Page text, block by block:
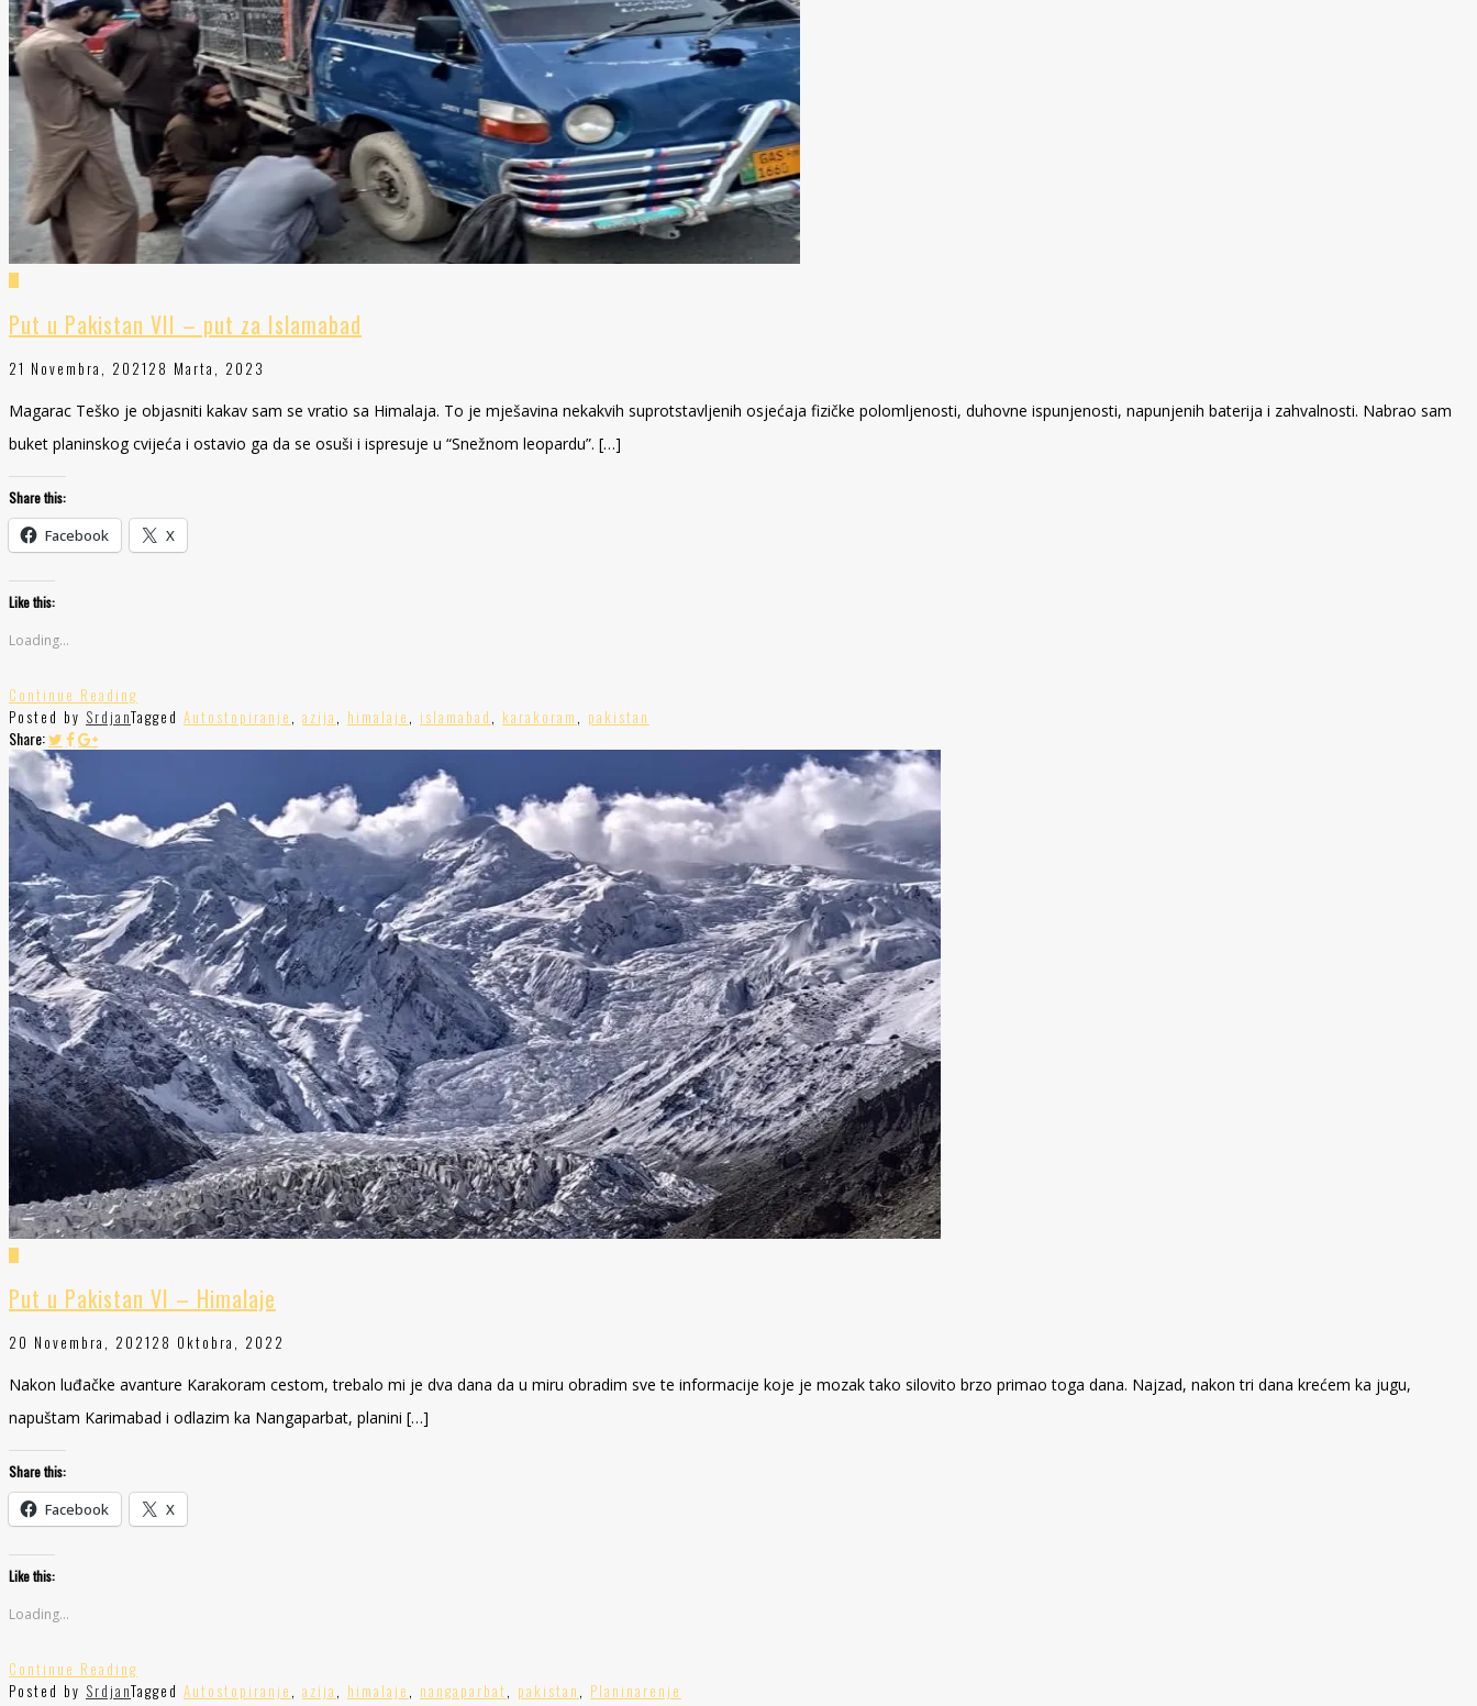
Put u Pakistan VII – put za Islamabad
21 Novembra, 2021 28 Marta, 2023
Magarac Teško je objasniti kakav sam se vratio sa Himalaja. To je mješavina nekakvih suprotstavljenih osjećaja fizičke polomljenosti, duhovne ispunjenosti, napunjenih baterija i zahvalnosti. Nabrao sam
buket planinskog cvijeća i ostavio ga da se osuši i ispresuje u “Snežnom leopardu”. […]
Share this:
Facebook X
Like this:
Loading...
Continue Reading
Posted by SrdjanTagged Autostopiranje , azija , himalaje , islamabad , karakoram , pakistan
Share:
Put u Pakistan VI – Himalaje
20 Novembra, 2021 28 Oktobra, 2022
Nakon luđačke avanture Karakoram cestom, trebalo mi je dva dana da u miru obradim sve te informacije koje je mozak tako silovito brzo primao toga dana. Najzad, nakon tri dana krećem ka jugu,
napuštam Karimabad i odlazim ka Nangaparbat, planini […]
Share this:
Facebook X
Like this:
Loading...
Continue Reading
Posted by SrdjanTagged Autostopiranje , azija , himalaje , nangaparbat, pakistan , Planinarenje